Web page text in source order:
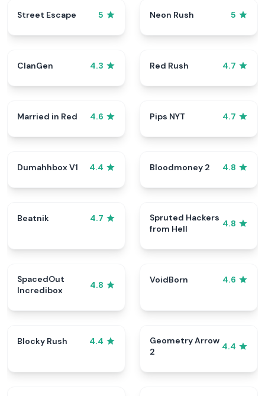
Street Escape 5 Neon Rush 5
ClanGen 4.3 Red Rush 4.7
Married in Red 4.6 Pips NYT 4.7
Dumahhbox V1 4.4 Bloodmoney 2 4.8
Beatnik 4.7
Spruted Hackers
from Hell
4.8
SpacedOut
Incredibox
4.8
VoidBorn 4.6
Blocky Rush 4.4
Geometry Arrow
2
4.4